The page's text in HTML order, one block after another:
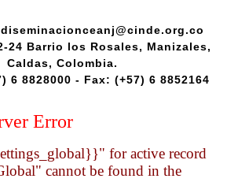
24 Barrio los Rosales, Manizales,
Caldas, Colombia.
6 8828000 - Fax: (+57) 6 8852164